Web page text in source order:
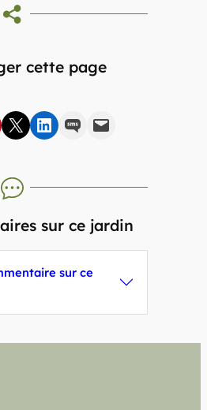
cette page
sur X sur LinkedIn
par SMSpar e-mail
sur ce jardin
sur ce